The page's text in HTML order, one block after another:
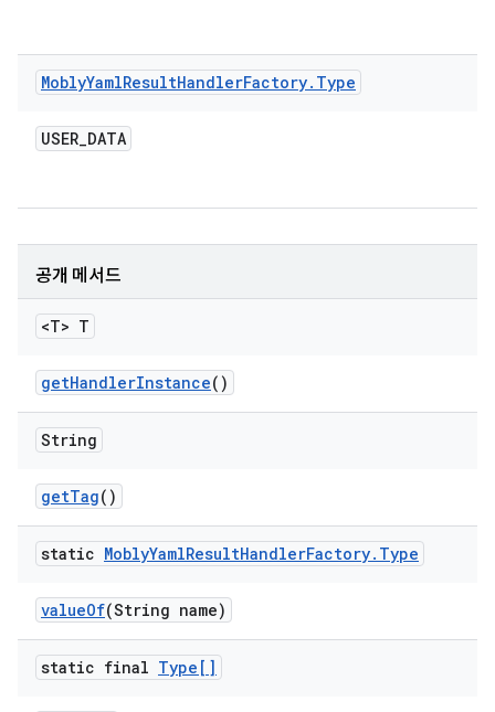
MoblyYamlResultHandlerFactory. Type
USER_DATA
공개 메서드
<T> T
getHandlerInstance()
String
getTag()
static MoblyYamlResultHandlerFactory. Type
valueOf(String name)
static final Type[]